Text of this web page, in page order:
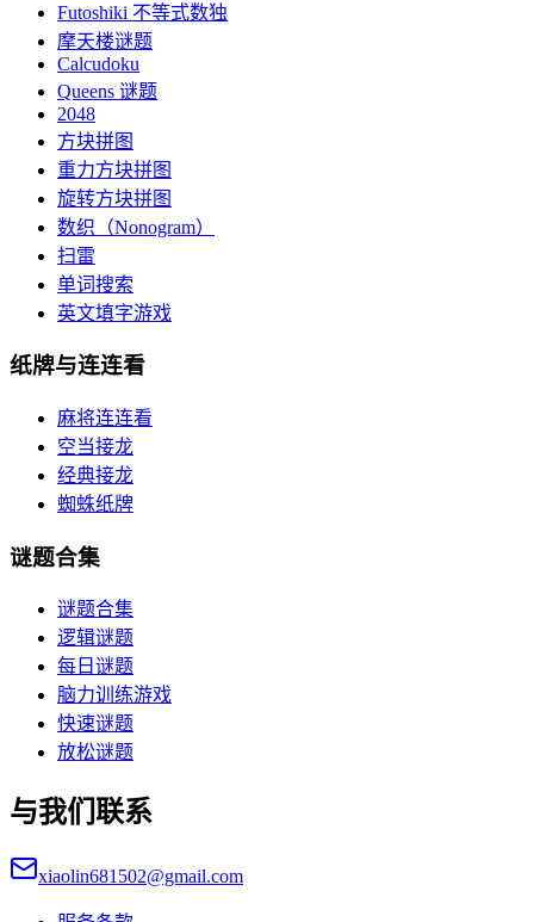
Futoshiki 不等式数独
摩天楼谜题
Calcudoku
Queens 谜题
2048
方块拼图
重力方块拼图
旋转方块拼图
数织（Nonogram）
扫雷
单词搜索
英文填字游戏
纸牌与连连看
麻将连连看
空当接龙
经典接龙
蜘蛛纸牌
谜题合集
谜题合集
逻辑谜题
每日谜题
脑力训练游戏
快速谜题
放松谜题
与我们联系
xiaolin681502@gmail.com